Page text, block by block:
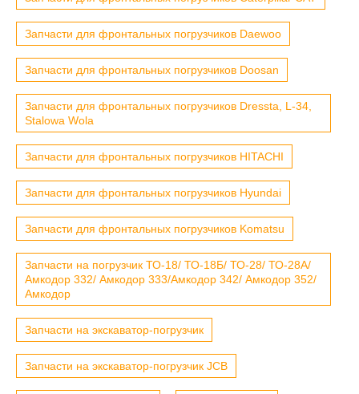
Запчасти для фронтальных погрузчиков Daewoo
Запчасти для фронтальных погрузчиков Doosan
Запчасти для фронтальных погрузчиков Dressta, L-34,
Stalowa Wola
Запчасти для фронтальных погрузчиков HITACHI
Запчасти для фронтальных погрузчиков Hyundai
Запчасти для фронтальных погрузчиков Komatsu
Запчасти на погрузчик ТО-18/ ТО-18Б/ ТО-28/ ТО-28А/
Амкодор 332/ Амкодор 333/Амкодор 342/ Амкодор 352/
Амкодор
Запчасти на экскаватор-погрузчик
Запчасти на экскаватор-погрузчик JCB